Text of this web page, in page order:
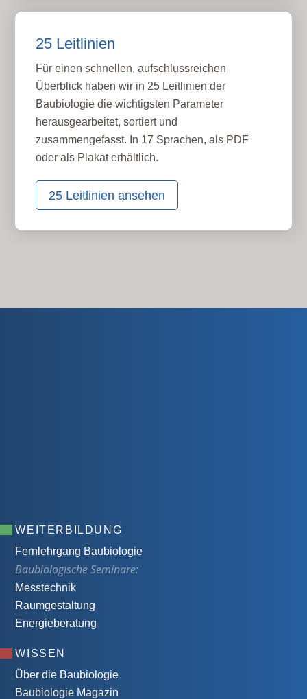
25 Leitlinien
Für einen schnellen, aufschlussreichen
Überblick haben wir in 25 Leitlinien der
Baubiologie die wichtigsten Parameter
herausgearbeitet, sortiert und
zusammengefasst. In 17 Sprachen, als PDF
oder als Plakat erhältlich.
25 Leitlinien ansehen
WEITERBILDUNG
Fernlehrgang Baubiologie
Baubiologische Seminare:
Messtechnik
Raumgestaltung
Energieberatung
WISSEN
Über die Baubiologie
Baubiologie Magazin